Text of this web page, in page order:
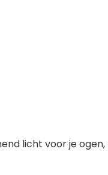
licht voor je